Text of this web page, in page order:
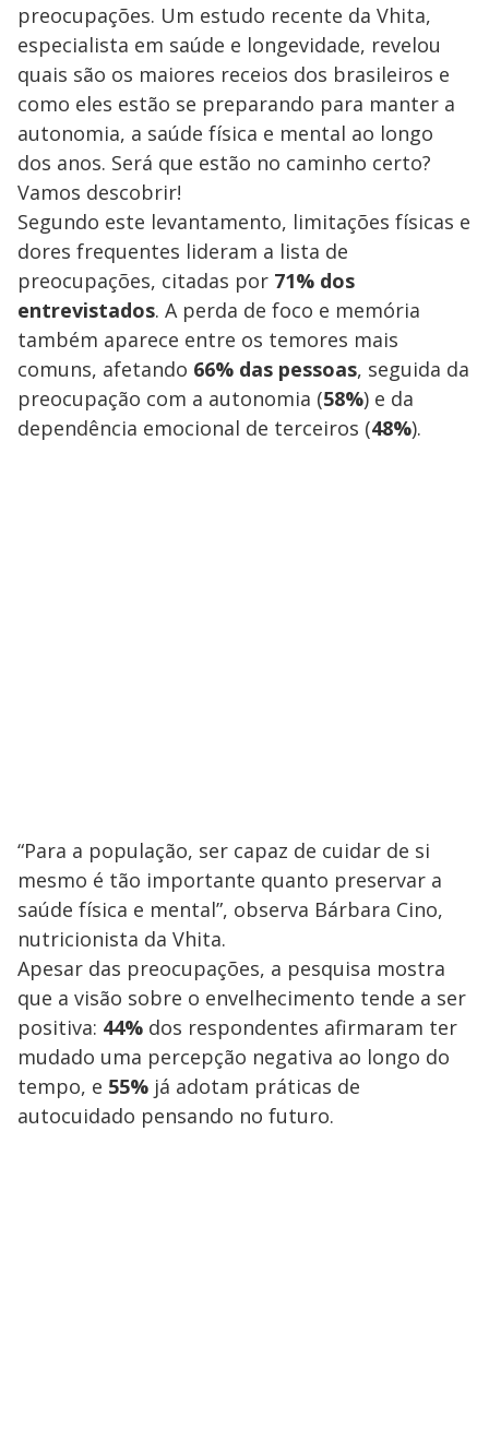
preocupações. Um estudo recente da Vhita,
especialista em saúde e longevidade, revelou
quais são os maiores receios dos brasileiros e
como eles estão se preparando para manter a
autonomia, a saúde física e mental ao longo
dos anos. Será que estão no caminho certo?
Vamos descobrir!
Segundo este levantamento, limitações físicas e
dores frequentes lideram a lista de
preocupações, citadas por 71% dos
entrevistados. A perda de foco e memória
também aparece entre os temores mais
comuns, afetando 66% das pessoas, seguida da
preocupação com a autonomia (58%) e da
dependência emocional de terceiros (48%).
“Para a população, ser capaz de cuidar de si
mesmo é tão importante quanto preservar a
saúde física e mental”, observa Bárbara Cino,
nutricionista da Vhita.
Apesar das preocupações, a pesquisa mostra
que a visão sobre o envelhecimento tende a ser
positiva: 44% dos respondentes afirmaram ter
mudado uma percepção negativa ao longo do
tempo, e 55% já adotam práticas de
autocuidado pensando no futuro.